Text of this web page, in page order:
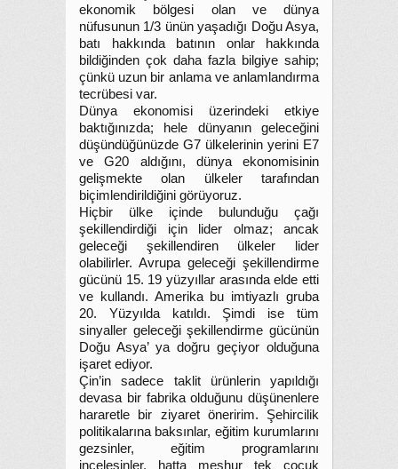
ekonomik bölgesi olan ve dünya
nüfusunun 1/3 ünün yaşadığı Doğu Asya,
batı hakkında batının onlar hakkında
bildiğinden çok daha fazla bilgiye sahip;
çünkü uzun bir anlama ve anlamlandırma
tecrübesi var.
Dünya ekonomisi üzerindeki etkiye
baktığınızda; hele dünyanın geleceğini
düşündüğünüzde G7 ülkelerinin yerini E7
ve G20 aldığını, dünya ekonomisinin
gelişmekte olan ülkeler tarafından
biçimlendirildiğini görüyoruz.
Hiçbir ülke içinde bulunduğu çağı
şekillendirdiği için lider olmaz; ancak
geleceği şekillendiren ülkeler lider
olabilirler. Avrupa geleceği şekillendirme
gücünü 15. 19 yüzyıllar arasında elde etti
ve kullandı. Amerika bu imtiyazlı gruba
20. Yüzyılda katıldı. Şimdi ise tüm
sinyaller geleceği şekillendirme gücünün
Doğu Asya’ ya doğru geçiyor olduğuna
işaret ediyor.
Çin’in sadece taklit ürünlerin yapıldığı
devasa bir fabrika olduğunu düşünenlere
hararetle bir ziyaret öneririm. Şehircilik
politikalarına baksınlar, eğitim kurumlarını
gezsinler, eğitim programlarını
incelesinler, hatta meşhur tek çocuk